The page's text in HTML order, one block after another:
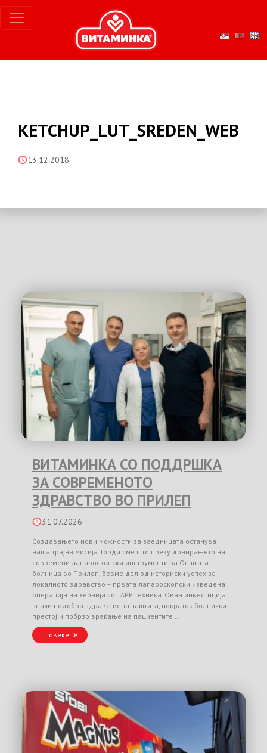
KETCHUP_LUT_SREDEN_WEB
13.12.2018
ВИТАМИНКА СО ПОДДРШКА
ЗА СОВРЕМЕНОТО
ЗДРАВСТВО ВО ПРИЛЕП
31.07.2026
Создавањето нови можности за заедницата останува
наша трајна мисија. Горди сме што преку донирањето на
современи лапароскопски инструменти за Општата
болница во Прилеп, бевме дел од историски успех за
локалното здравство – првата лапароскопски изведена
операција на хернија со TAPP техника. Оваа инвестиција
значи подобра здравствена заштита, пократок болнички
престој и побрзо враќање на пациентите …
Повеќе